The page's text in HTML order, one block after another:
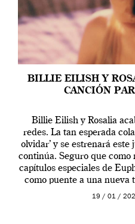
BILLIE EILISH Y
CANCIÓN
Billie Eilish y Rosalia
redes. La tan esperada
olvidar’ y se estrenará
continúa. Seguro que como
capítulos especiales de
como puente a una nueva
19 / 01 /